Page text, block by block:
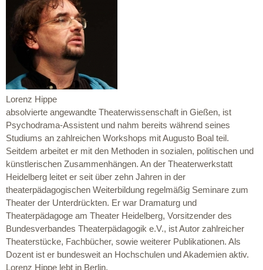
Lorenz Hippe
absolvierte angewandte Theaterwissenschaft in Gießen, ist
Psychodrama-Assistent und nahm bereits während seines
Studiums an zahlreichen Workshops mit Augusto Boal teil.
Seitdem arbeitet er mit den Methoden in sozialen, politischen und
künstlerischen Zusammenhängen. An der Theaterwerkstatt
Heidelberg leitet er seit über zehn Jahren in der
theaterpädagogischen Weiterbildung regelmäßig Seminare zum
Theater der Unterdrückten. Er war Dramaturg und
Theaterpädagoge am Theater Heidelberg, Vorsitzender des
Bundesverbandes Theaterpädagogik e.V., ist Autor zahlreicher
Theaterstücke, Fachbücher, sowie weiterer Publikationen. Als
Dozent ist er bundesweit an Hochschulen und Akademien aktiv.
Lorenz Hippe lebt in Berlin.